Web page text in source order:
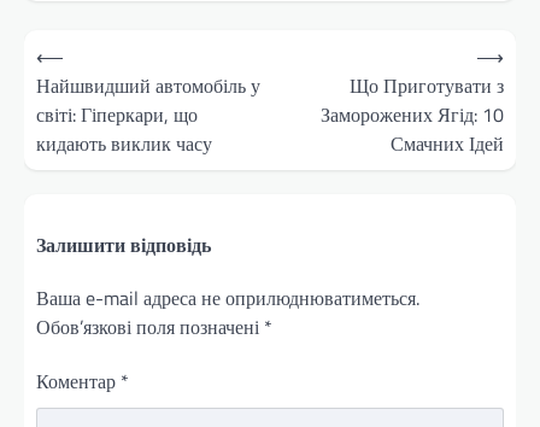
Навігація
записів
⟵
Найшвидший автомобіль у
світі: Гіперкари, що
кидають виклик часу
Що Приготувати з
Заморожених Ягід: 10
Смачних Ідей
⟶
Залишити відповідь
Ваша e-mail адреса не оприлюднюватиметься.
Обов’язкові поля позначені *
Коментар *